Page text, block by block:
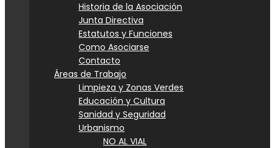
Historia de la Asociación
Junta Directiva
Estatutos y Funciones
Como Asociarse
Contacto
Áreas de Trabajo
Limpieza y Zonas Verdes
Educación y Cultura
Sanidad y Seguridad
Urbanismo
NO AL VIAL